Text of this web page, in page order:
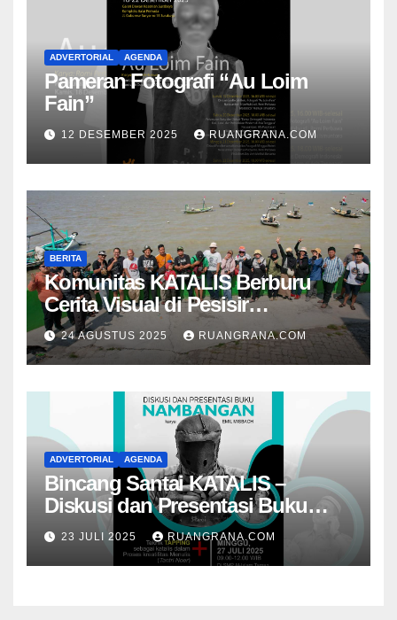
ADVERTORIAL AGENDA
Pameran Fotografi “Au Loim
Fain”
12 DESEMBER 2025 RUANGRANA.COM
BERITA
Komunitas KATALIS Berburu
Cerita Visual di Pesisir
Nambangan
24 AGUSTUS 2025 RUANGRANA.COM
ADVERTORIAL AGENDA
Bincang Santai KATALIS –
Diskusi dan Presentasi Buku
Foto Nambangan
23 JULI 2025 RUANGRANA.COM